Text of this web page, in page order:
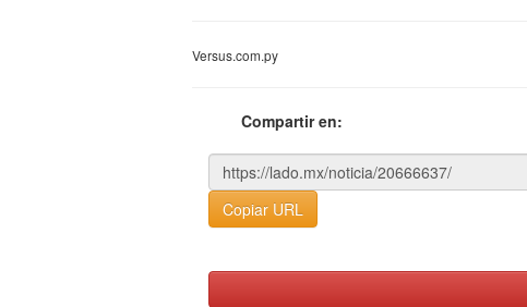
Versus.com.py
Compartir en:
Copiar URL